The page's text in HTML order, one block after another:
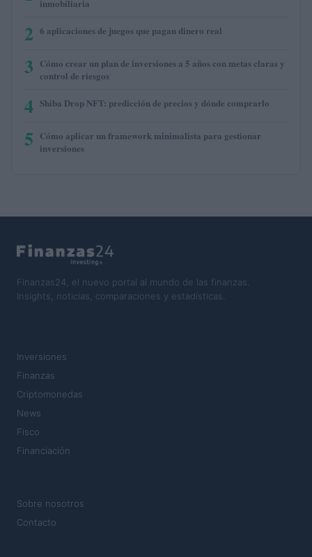
inmobiliaria
2 6 aplicaciones de juegos que pagan dinero real
3 Cómo crear un plan de inversiones a 5 años con metas claras y
control de riesgos
4 Shiba Drop NFT: predicción de precios y dónde comprarlo
5 Cómo aplicar un framework minimalista para gestionar
inversiones
Finanzas24, el nuevo portal al mundo de las finanzas.
Insights, noticias, comparaciones y estadísticas.
Inversiones
Finanzas
Criptomonedas
News
Fisco
Financiación
Sobre nosotros
Contacto